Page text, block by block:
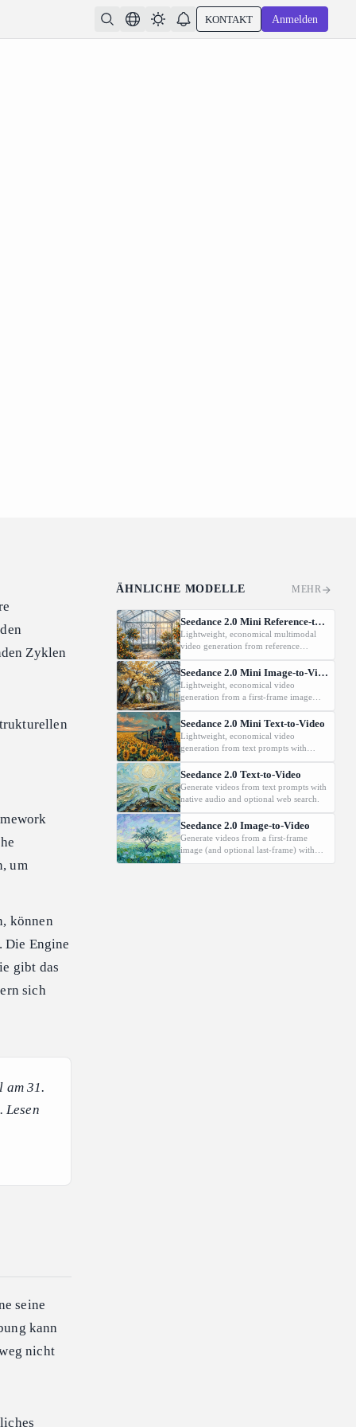
KONTAKT Anmelden
Zyklen
um
können
Engine
gibt das
sich
am 31.
Lesen
seine
kann
nicht
ÄHNLICHE MODELLE MEHR
Seedance 2.0 Mini Reference-to-Video
Lightweight, economical multimodal
video generation from reference
images, videos, and audio with native
audio.
Seedance 2.0 Mini Image-to-Video
Lightweight, economical video
generation from a first-frame image
(and optional last-frame) with native
audio.
Seedance 2.0 Mini Text-to-Video
Lightweight, economical video
generation from text prompts with
native audio.
Seedance 2.0 Text-to-Video
Generate videos from text prompts with
native audio and optional web search.
Seedance 2.0 Image-to-Video
Generate videos from a first-frame
image (and optional last-frame) with
native audio.